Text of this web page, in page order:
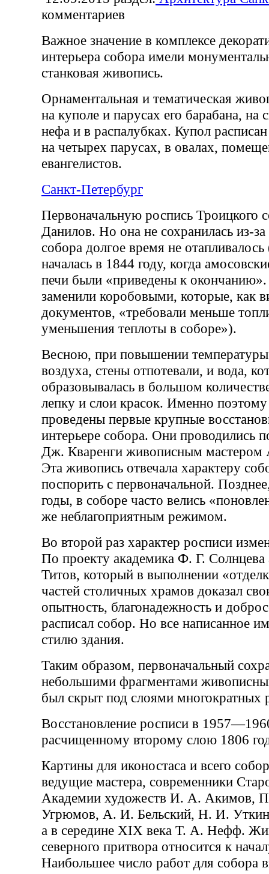
комментариев
Важное значение в комплексе
интерьера собора имели
станковая живопись.
Орнаментальная и тематическая
на куполе и парусах его барабана, на
нефа и в распалубках. Купол
на четырех парусах, в овалах,
евангелистов.
Санкт-Петербург
Первоначальную роспись Троицкого
Данилов. Но она не сохранилась из-за
собора долгoe время не
началась в 1844 году, когда
печи были «приведены к
заменили коробовыми, которые, как
документов, «требовали меньше
уменьшения теплоты в соборе»).
Весною, при повышении
воздуха, стены отпотевали, и вода,
образовывалась в большом
лепку и слои красок. Именно
проведены первые крупные
интерьере собора. Они проводились
Дж. Кваренги живописным
Эта живопись отвечала характеру
поспорить с первоначальной.
годы, в соборе часто велись
же неблагоприятным режимом.
Во второй раз характер росписи
По проекту академика Ф. Г.
Титов, который в выполнении
частей столичных храмов доказал
опытность, благонадежность и
расписал собор. Но все написанное
стилю здания.
Таким образом, первоначальный
небольшими фрагментами
был скрыт под слоями многократных
Восстановление росписи в
расчищенному второму слою 1806
Картины для иконостаса и всего
ведущие мастера, современники
Академии художеств И. А. Акимов,
Угрюмов, А. И. Бельский, Н. И.
а в середине XIX века Т. А. Нефф.
северного притвора относится к
Наибольшее число работ для собора